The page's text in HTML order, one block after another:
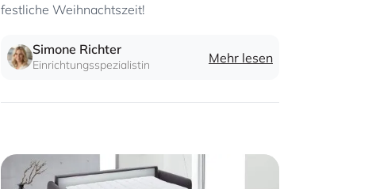
festliche Weihnachtszeit!
Simone Richter
Einrichtungsspezialistin Mehr lesen